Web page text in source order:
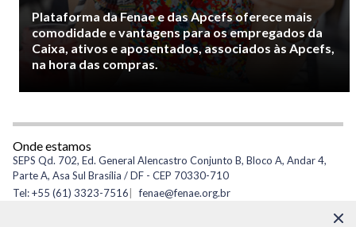
Plataforma da Fenae e das Apcefs oferece mais
comodidade e vantagens para os empregados da
Caixa, ativos e aposentados, associados às Apcefs,
na hora das compras.
Onde estamos
SEPS Qd. 702, Ed. General Alencastro Conjunto B, Bloco A, Andar 4,
Parte A, Asa Sul Brasília / DF - CEP 70330-710
Tel: +55 (61) 3323-7516
fenae@fenae.org.br